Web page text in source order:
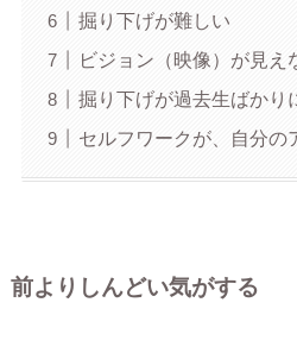
掘り下げが難しい
ビジョン（映像）が見え
掘り下げが過去生ばかり
セルフワークが、自分の
前よりしんどい気がする